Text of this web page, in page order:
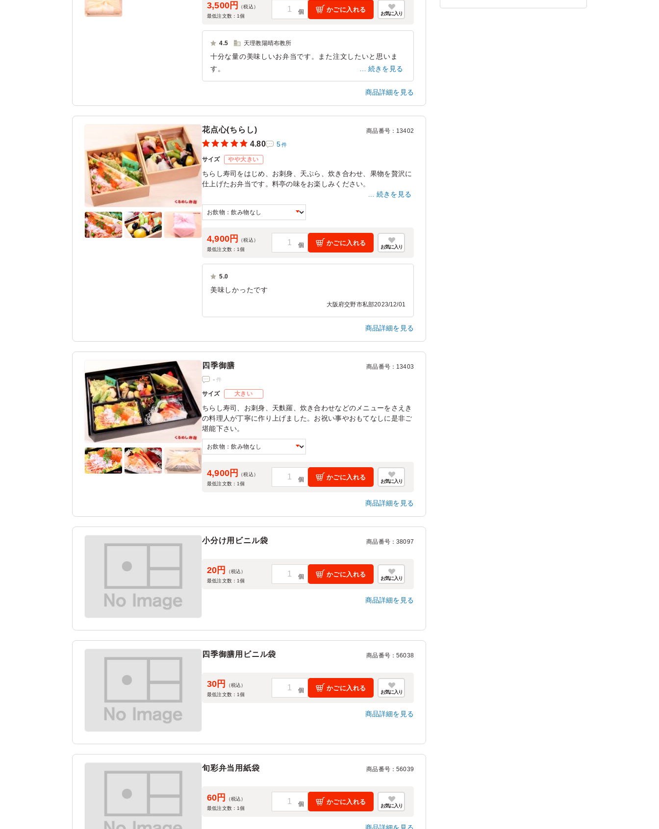
3,500円
（税込）
最低注文数： 1個
かごに入れる
お気に入り
4.5 天理教陽晴布教所
十分な量の美味しいお弁当です。また注文したいと思いま
す。
奈良県大和郡山市新町2023/07/10
続きを見る
商品詳細を見る
花点心(ちらし) 商品番号： 13402
4.80 5件
サイズ やや大きい
ちらし寿司をはじめ、お刺身、天ぷら、炊き合わせ、果物を贅沢に
仕上げたお弁当です。料亭の味をお楽しみください。
※現在、ピンク色の風呂敷の取扱いが無くなった為ベージュ色(商
品番号13401と同様のもの)にてお包みしてのお届けになっており
続きを見る
4,900円
（税込）
最低注文数： 1個
かごに入れる
お気に入り
5.0
美味しかったです
大阪府交野市私部2023/12/01
商品詳細を見る
四季御膳 商品番号： 13403
- 件
サイズ 大きい
ちらし寿司、お刺身、天麩羅、炊き合わせなどのメニューをさえき
の料理人が丁寧に作り上げました。お祝い事やおもてなしに是非ご
堪能下さい。
4,900円
（税込）
最低注文数： 1個
かごに入れる
お気に入り
商品詳細を見る
小分け用ビニル袋 商品番号：38097
20円
（税込）
最低注文数： 1個
かごに入れる
お気に入り
商品詳細を見る
四季御膳用ビニル袋 商品番号：56038
30円
（税込）
最低注文数： 1個
かごに入れる
お気に入り
商品詳細を見る
旬彩弁当用紙袋 商品番号：56039
60円
（税込）
最低注文数： 1個
かごに入れる
お気に入り